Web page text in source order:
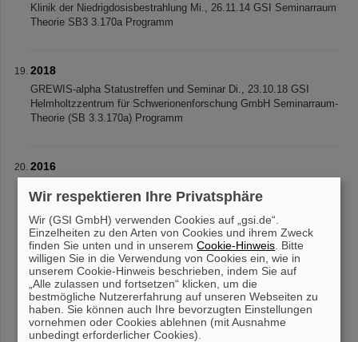
Klinik der Niedrigdosisbestrahlung Mi., 26.11.14 GSI Seminarraum
Theorie SB3 3.170a Programm
2018
GREWIS-alpha Statustreffen und Seminar Di., 23.10.18 GSI
Helmholtzzentrum für Schwerionenforschung GmbH Seminarraum-
Theorie (SB 3.3.170a) Programm
2016
Raum 102 Programm
« 1 2 3 4 5 6 7 8 9 10 ....
Wir respektieren Ihre Privatsphäre
Wir (GSI GmbH) verwenden Cookies auf „gsi.de“.
Einzelheiten zu den Arten von Cookies und ihrem Zweck
finden Sie unten und in unseremCookie-Hinweis . Bitte
willigen Sie in die Verwendung von Cookies ein, wie in
unserem Cookie-Hinweis beschrieben, indem Sie auf
„Alle zulassen und fortsetzen“ klicken, um die
bestmögliche Nutzererfahrung auf unseren Webseiten zu
haben. Sie können auch Ihre bevorzugten Einstellungen
vornehmen oder Cookies ablehnen (mit Ausnahme
unbedingt erforderlicher Cookies).